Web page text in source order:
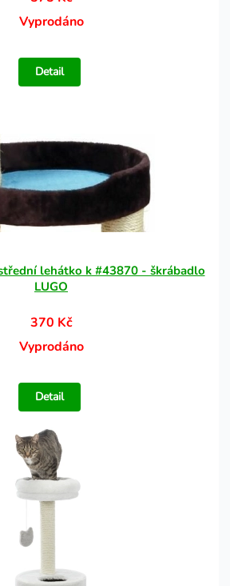
Vyprodáno
Detail
lehátko k #43870 - škrábadlo
LUGO
370 Kč
Vyprodáno
Detail